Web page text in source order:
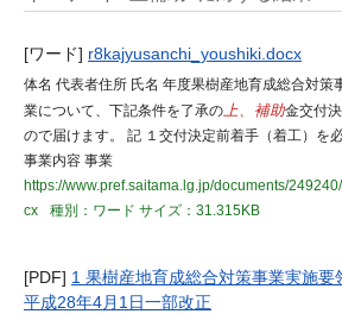
[ワード] r8kajyusanchi_youshiki.docx
体名 代表者住所 氏名 年度果樹産地育成総合対策
業について、下記条件を了承の上、補助金交付
ので届けます。 記 １交付決定前着手（着工）を
事業内容 事業
https://www.pref.saitama.lg.jp/documents/
cx
種別：ワード サイズ：31.315KB
[PDF] 1 果樹産地育成総合対策事業実施
平成28年4月1日一部改正